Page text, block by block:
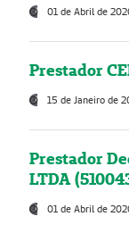
01 de Abril de
Prestador
15 de Janeiro de
Prestador
LTDA
01 de Abril de